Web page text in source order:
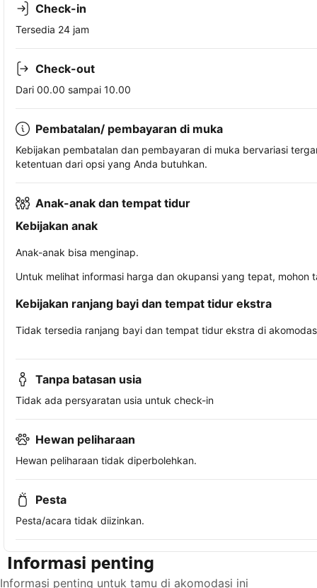
Check-in
Tersedia 24 jam
Check-out
Dari 00.00 sampai 10.00
Pembatalan/ pembayaran di muka
Kebijakan pembatalan dan pembayaran di muka bervariasi
ketentuan dari opsi yang Anda butuhkan.
Anak-anak dan tempat tidur
Kebijakan anak
Anak-anak bisa menginap.
Untuk melihat informasi harga dan okupansi yang tepat,
Kebijakan ranjang bayi dan tempat tidur ekstra
Tidak tersedia ranjang bayi dan tempat tidur ekstra di
Tanpa batasan usia
Tidak ada persyaratan usia untuk check-in
Hewan peliharaan
Hewan peliharaan tidak diperbolehkan.
Pesta
Pesta/acara tidak diizinkan.
Informasi penting
Informasi penting untuk tamu di akomodasi ini